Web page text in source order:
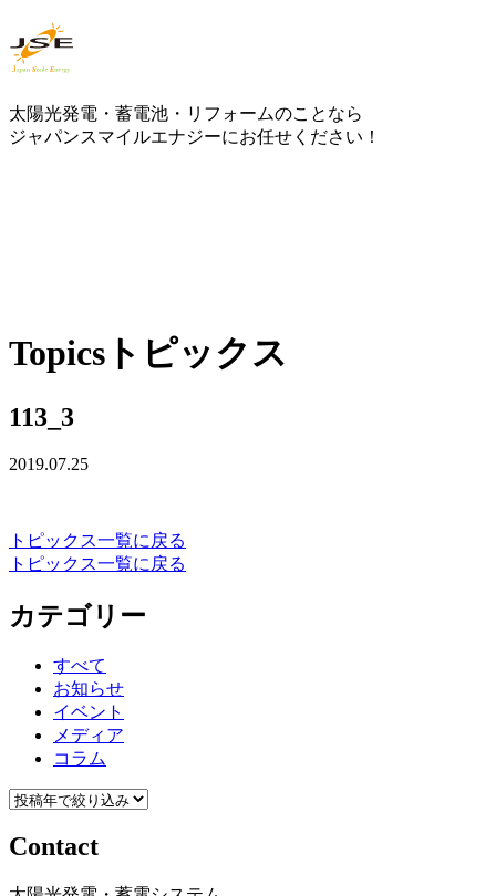
太陽光発電・蓄電池・リフォームのことなら
ジャパンスマイルエナジーにお任せください！
Topics トピックス
113_3
2019.07.25
トピックス一覧に戻る
トピックス一覧に戻る
カテゴリー
すべて
お知らせ
イベント
メディア
コラム
Contact